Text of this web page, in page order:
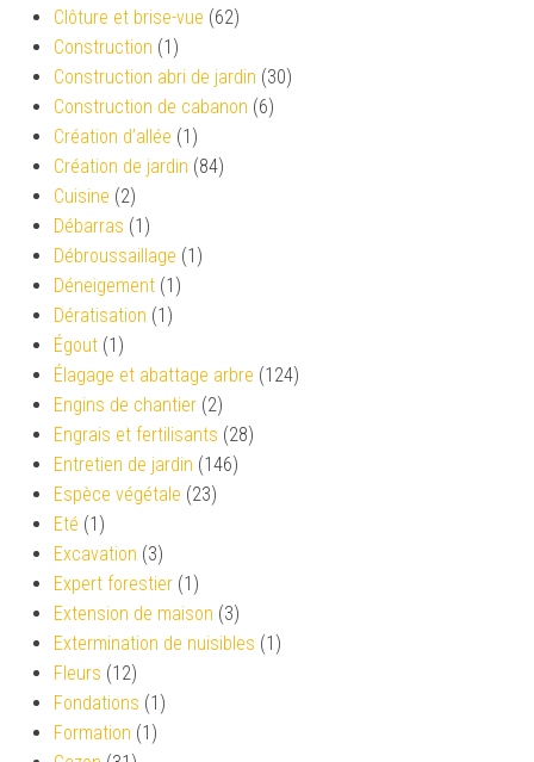
Clôture et brise-vue (62)
Construction (1)
Construction abri de jardin (30)
Construction de cabanon (6)
Création d’allée (1)
Création de jardin (84)
Cuisine (2)
Débarras (1)
Débroussaillage (1)
Déneigement (1)
Dératisation (1)
Égout (1)
Élagage et abattage arbre (124)
Engins de chantier (2)
Engrais et fertilisants (28)
Entretien de jardin (146)
Espèce végétale (23)
Eté (1)
Excavation (3)
Expert forestier (1)
Extension de maison (3)
Extermination de nuisibles (1)
Fleurs (12)
Fondations (1)
Formation (1)